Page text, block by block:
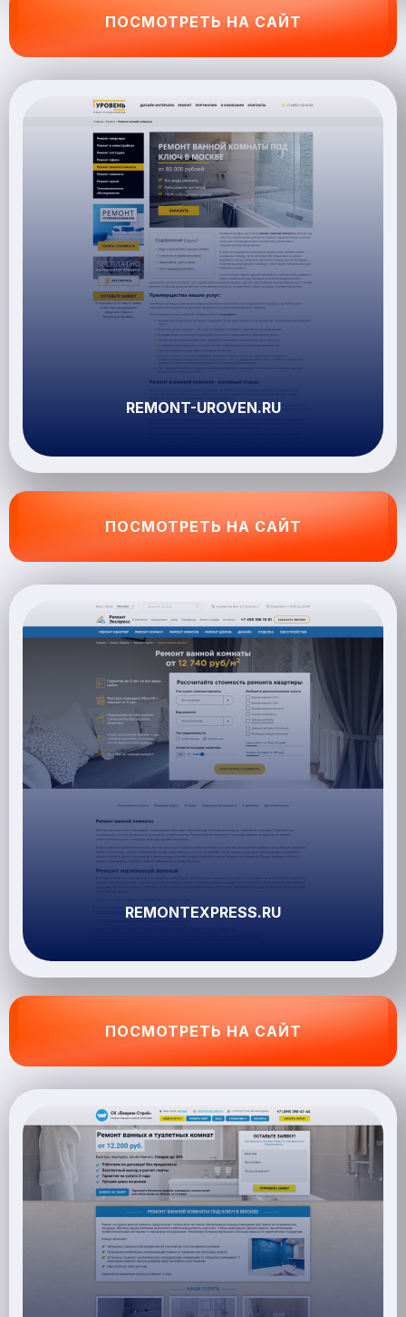
ПОСМОТРЕТЬ НА САЙТ
REMONT-UROVEN.RU
ПОСМОТРЕТЬ НА САЙТ
REMONTEXPRESS.RU
ПОСМОТРЕТЬ НА САЙТ